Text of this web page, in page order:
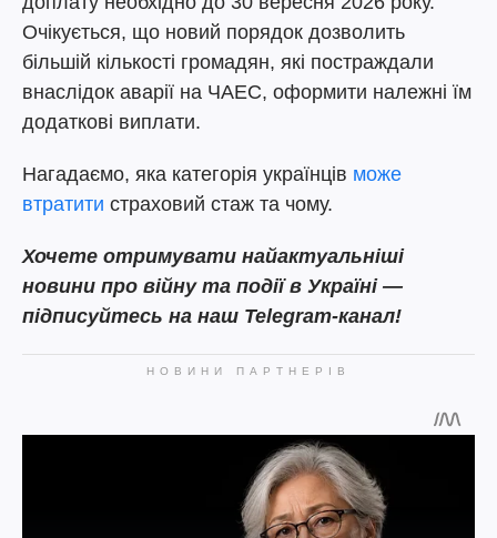
Очікується, що новий порядок дозволить
більшій кількості громадян, які постраждали
внаслідок аварії на ЧАЕС, оформити належні їм
додаткові виплати.
Нагадаємо, яка категорія українців може
втратити страховий стаж та чому.
Хочете отримувати найактуальніші
новини про війну та події в Україні —
підписуйтесь на наш Telegram-канал!